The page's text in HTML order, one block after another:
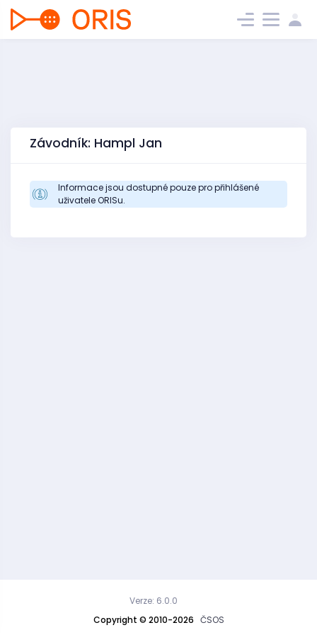
Závodník: Hampl Jan
Informace jsou dostupné pouze pro přihlášené
uživatele ORISu.
Copyright © 2010-2026 ČSOS
Verze: 6.0.0